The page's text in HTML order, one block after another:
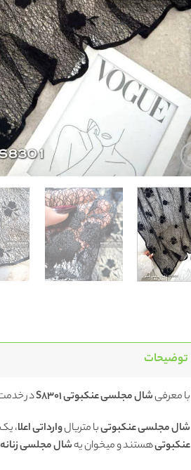
توضیحات
با معرفیشال مجلسی عنکبوتی S8301
در
شال مجلسی عنکبوتیبا متریالوارداتی اعلا، یک
عنکبوتیهستند و میخوان یهشال مجلسی زنانه